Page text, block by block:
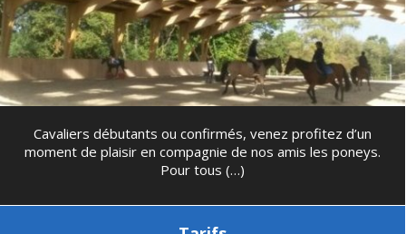
Cavaliers débutants ou confirmés, venez profitez d’un
moment de plaisir en compagnie de nos amis les poneys.
Pour tous (…)